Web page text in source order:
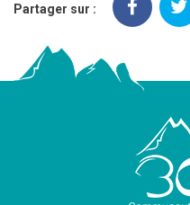
Partager sur :